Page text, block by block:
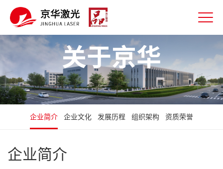
关于京华
企业简介 企业文化 发展历程 组织架构 资质荣誉
企业简介